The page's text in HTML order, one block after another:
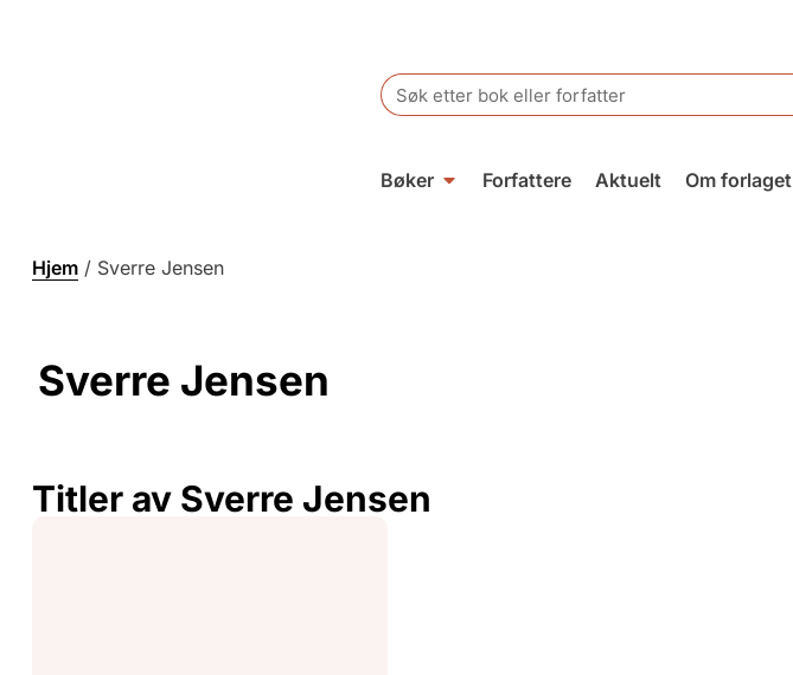
Search
for:
Bøker Forfattere Aktuelt Om forlaget
Hjem / Sverre Jensen
Sverre Jensen
Titler av Sverre Jensen